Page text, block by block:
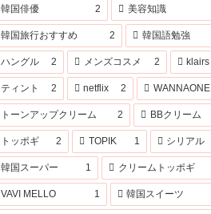
韓国俳優 2 美容知識
韓国旅行おすすめ 2 韓国語勉強
ハングル 2 メンズコスメ 2 klairs
ティント 2 netflix 2 WANNAONE
トーンアップクリーム 2 BBクリーム
トッポギ 2 TOPIK 1 シリアル
韓国スーパー 1 クリームトッポギ
VAVI MELLO 1 韓国スイーツ